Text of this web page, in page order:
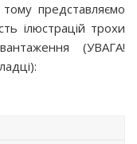
представляємо
ілюстрацій трохи
(УВАГА!